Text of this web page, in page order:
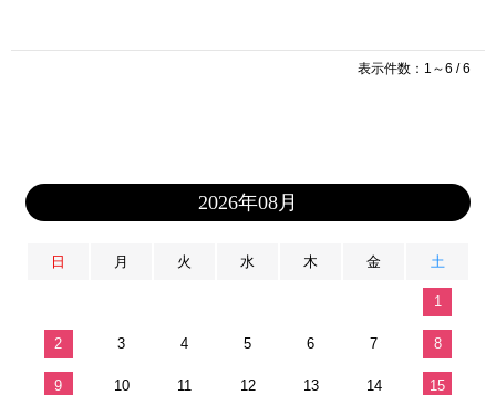
表示件数：1～6 / 6
2026年08月
日 月 火 水 木 金 土
1
2 3 4 5 6 7 8
9 10 11 12 13 14 15